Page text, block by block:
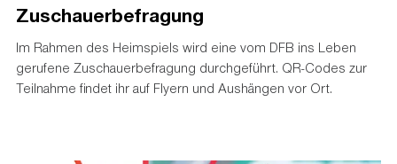
Zuschauerbefragung
Im Rahmen des Heimspiels wird eine vom DFB ins Leben
gerufene Zuschauerbefragung durchgeführt. QR-Codes zur
Teilnahme findet ihr auf Flyern und Aushängen vor Ort.